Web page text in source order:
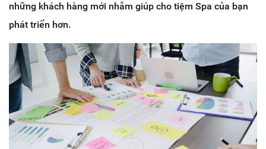
những khách hàng mới nhằm giúp cho tiệm Spa của bạn
phát triển hơn.